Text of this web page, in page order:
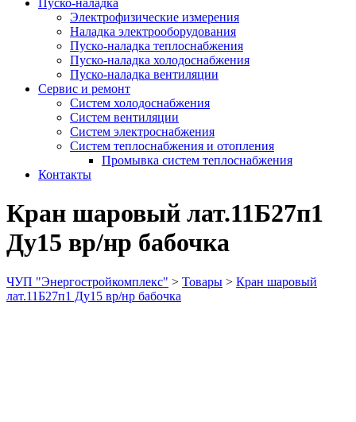
Пуско-наладка
Электрофизические измерения
Наладка электрооборудования
Пуско-наладка теплоснабжения
Пуско-наладка холодоснабжения
Пуско-наладка вентиляции
Сервис и ремонт
Систем холодоснабжения
Систем вентиляции
Систем электроснабжения
Систем теплоснабжения и отопления
Промывка систем теплоснабжения
Контакты
Кран шаровый лат.11Б27п1
Ду15 вр/нр бабочка
ЧУП "Энергостройкомплекс" > Товары > Кран шаровый
лат.11Б27п1 Ду15 вр/нр бабочка